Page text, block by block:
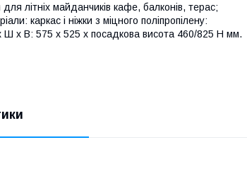
літніх майданчиків кафе, балконів, терас;
каркас і ніжки з міцного поліпропілену:
Ш х В: 575 х 525 х посадкова висота 460/825 Н мм.